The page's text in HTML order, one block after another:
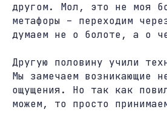
другом. Мол, это не моя
метафоры – переходим
думаем не о болоте, а о
Другую половину учили
Мы замечаем возникающие
ощущения. Но так как
можем, то просто